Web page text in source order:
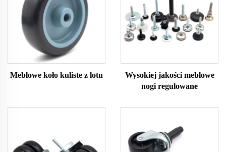
Meblowe koło kuliste z lotu
Wysokiej jakości meblowe
nogi regulowane